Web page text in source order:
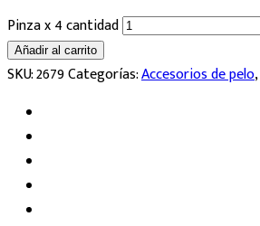
Pinza x 4 cantidad
Añadir al carrito
SKU:2679Categorías:Accesorios de pelo,